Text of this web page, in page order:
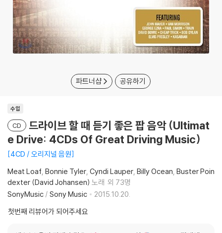
파트너샵 공유하기
수입
CD
드라이브 할 때 듣기 좋은 팝 음악 (Ultimat
e Drive: 4CDs Of Great Driving Music)
4CD / 오리지널 음원
Meat Loaf Bonnie Tyler Cyndi Lauper Billy Ocean Buster Poin
dexter (David Johansen) 노래 외 73명
SonyMusic / Sony Music
2015.10.20.
첫번째 리뷰어가 되어주세요